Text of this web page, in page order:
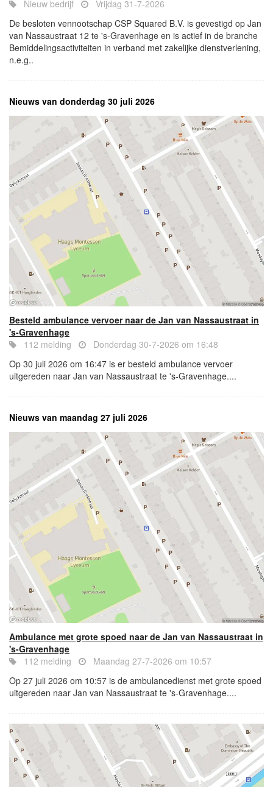
Nieuw bedrijf
Vrijdag 31-7-2026
De besloten vennootschap CSP Squared B.V. is gevestigd op Jan
van Nassaustraat 12 te 's-Gravenhage en is actief in de branche
Bemiddelingsactiviteiten in verband met zakelijke dienstverlening,
n.e.g..
Nieuws van donderdag 30 juli 2026
Besteld ambulance vervoer naar de Jan van Nassaustraat in
's-Gravenhage
112 melding
Donderdag 30-7-2026 om 16:48
Op 30 juli 2026 om 16:47 is er besteld ambulance vervoer
uitgereden naar Jan van Nassaustraat te 's-Gravenhage....
Nieuws van maandag 27 juli 2026
Ambulance met grote spoed naar de Jan van Nassaustraat in
's-Gravenhage
112 melding
Maandag 27-7-2026 om 10:57
Op 27 juli 2026 om 10:57 is de ambulancedienst met grote spoed
uitgereden naar Jan van Nassaustraat te 's-Gravenhage....